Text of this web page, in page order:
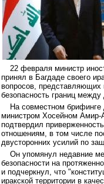
22 февраля министр
принял в Багдаде своего
вопросов,
безопасность границ
На совместном
министром Хосейном Амир-
подтвердил
отношениям, в том числе
двусторонних усилий по
Он упомянул недавние
безопасности на
и подчеркнул, что
иракской территории в